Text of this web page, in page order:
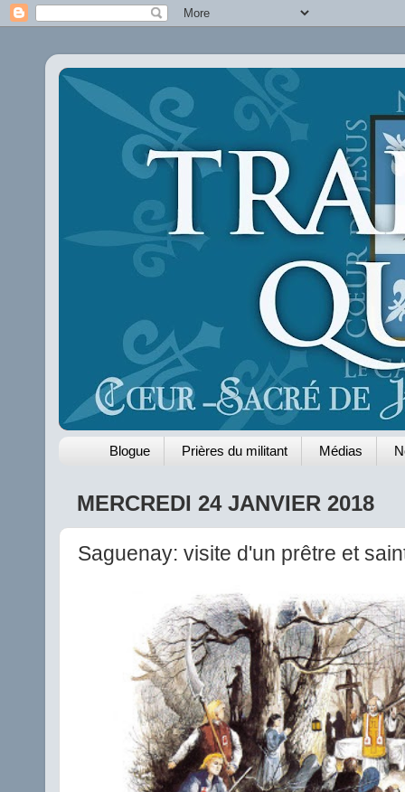
Blogue Prières du militant Médias
MERCREDI 24 JANVIER 2018
Saguenay: visite d'un prêtre et